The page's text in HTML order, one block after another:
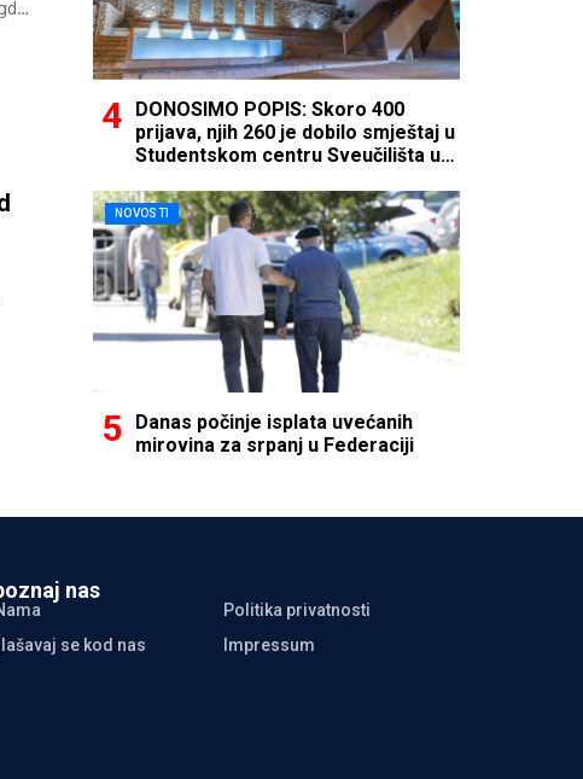
DONOSIMO POPIS: Skoro 400
prijava, njih 260 je dobilo smještaj u
Studentskom centru Sveučilišta u
NOVOSTI
Danas počinje isplata uvećanih
mirovina za srpanj u Federaciji
nas
Politika privatnosti
se kod nas
Impressum